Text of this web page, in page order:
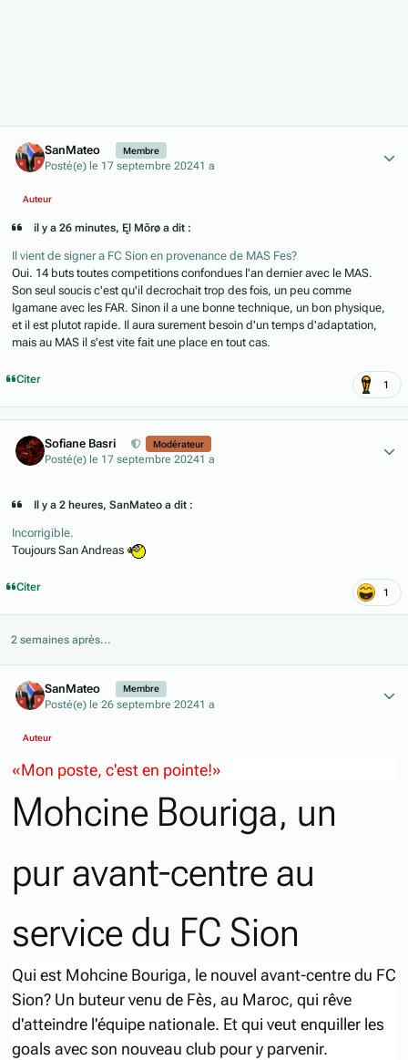
SanMateo Membre
Posté(e) le 17 septembre 20241 a
Auteur
il y a 26 minutes, Ęl Mõrø a dit :
Il vient de signer a FC Sion en provenance de MAS Fes?
Oui. 14 buts toutes competitions confondues l'an dernier avec le MAS.
Son seul soucis c'est qu'il decrochait trop des fois, un peu comme
Igamane avec les FAR. Sinon il a une bonne technique, un bon physique,
et il est plutot rapide. Il aura surement besoin d'un temps d'adaptation,
mais au MAS il s'est vite fait une place en tout cas.
Citer 1
Sofiane Basri Modérateur
Posté(e) le 17 septembre 20241 a
Il y a 2 heures, SanMateo a dit :
Incorrigible.
Toujours San Andreas
Citer 1
2 semaines après...
SanMateo Membre
Posté(e) le 26 septembre 20241 a
Auteur
«Mon poste, c'est en pointe!»
Mohcine Bouriga, un
pur avant-centre au
service du FC Sion
Qui est Mohcine Bouriga, le nouvel avant-centre du FC
Sion? Un buteur venu de Fès, au Maroc, qui rêve
d'atteindre l'équipe nationale. Et qui veut enquiller les
goals avec son nouveau club pour y parvenir.